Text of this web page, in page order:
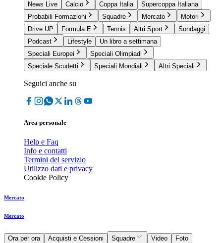
News Live
Calcio Coppa Italia
Supercoppa Italiana
Probabili Formazioni
Squadre Mercato
Motori
Drive UP
Formula E Tennis Altri Sport
Sondaggi
Podcast
Lifestyle
Un libro a settimana
Speciali Europei
Speciali Olimpiadi
Speciale Scudetti
Speciali Mondiali Altri Speciali
Seguici anche su
Area personale
Help e Faq
Info e contatti
Termini del servizio
Utilizzo dati e privacy
Cookie Policy
Mercato
Mercato
Ora per ora Acquisti e Cessioni Squadre Video Foto